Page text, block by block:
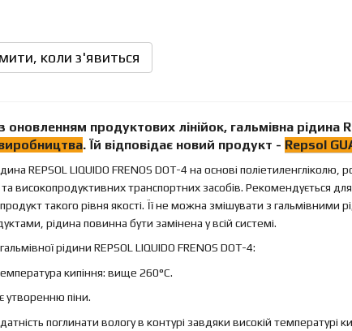
коли з'явиться
оновленням продуктових лінійок, гальмівна рідина
. Їй відповідає новий продукт - Repsol
REPSOL LIQUIDO FRENOS DOT-4 на основі
та високопродуктивних транспортних засобів. Рекомендується
такого рівня якості. Її не можна змішувати з гальмівними
рідина повинна бути замінена у всій системі.
рідини REPSOL LIQUIDO FRENOS DOT-4:
кипіння: вище 260°C.
утворенню піни.
поглинати вологу в контурі завдяки високій температурі